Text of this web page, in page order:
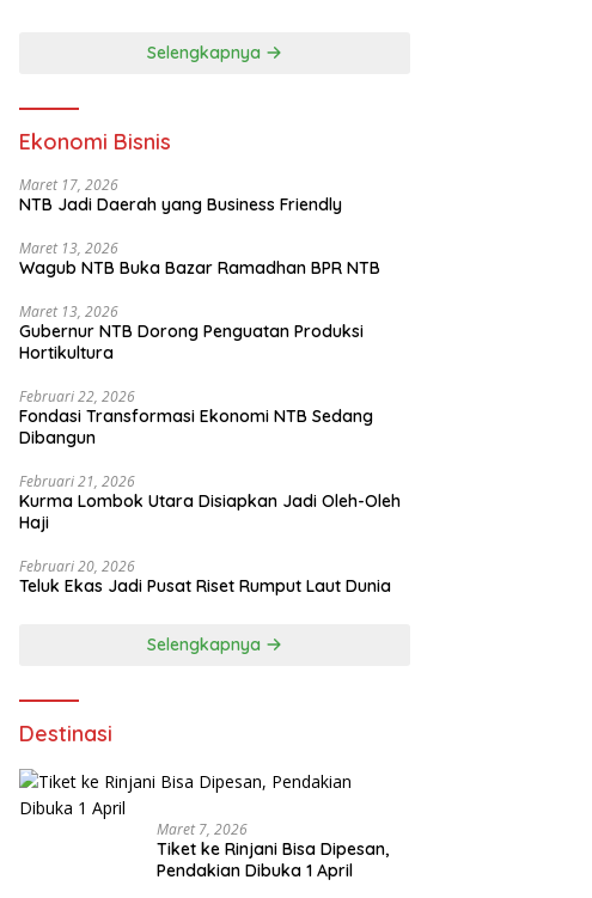
Selengkapnya
Ekonomi Bisnis
Maret 17, 2026
NTB Jadi Daerah yang Business Friendly
Maret 13, 2026
Wagub NTB Buka Bazar Ramadhan BPR NTB
Maret 13, 2026
Gubernur NTB Dorong Penguatan Produksi
Hortikultura
Februari 22, 2026
Fondasi Transformasi Ekonomi NTB Sedang
Dibangun
Februari 21, 2026
Kurma Lombok Utara Disiapkan Jadi Oleh-Oleh
Haji
Februari 20, 2026
Teluk Ekas Jadi Pusat Riset Rumput Laut Dunia
Selengkapnya
Destinasi
Maret 7, 2026
Tiket ke Rinjani Bisa Dipesan,
Pendakian Dibuka 1 April